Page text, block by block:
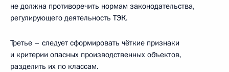
не должна противоречить нормам законодательства,
регулирующего деятельность ТЭК.
Третье – следует сформировать чёткие признаки
и критерии опасных производственных объектов,
разделить их по классам.